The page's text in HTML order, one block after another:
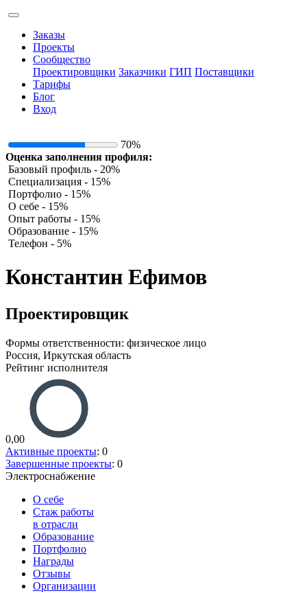
Заказы
Проекты
Сообщество
Проектировщики Заказчики ГИП Поставщики
Тарифы
Блог
Вход
70%
Оценка заполнения профиля:
Базовый профиль - 20%
Специализация - 15%
Портфолио - 15%
О себе - 15%
Опыт работы - 15%
Образование - 15%
Телефон - 5%
Константин Ефимов
Проектировщик
Формы ответственности: физическое лицо
Россия, Иркутская область
Рейтинг исполнителя
0,00
Активные проекты: 0
Завершенные проекты: 0
Электроснабжение
О себе
Стаж работы
в отрасли
Образование
Портфолио
Награды
Отзывы
Организации